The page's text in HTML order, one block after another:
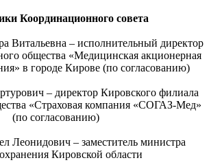
Координационного совета
– исполнительный директор
общества «Медицинская акционерная
в городе Кирове (по согласованию)
– директор Кировского филиала
«Страховая компания «СОГАЗ-Мед»
(по согласованию)
– заместитель министра
Кировской области